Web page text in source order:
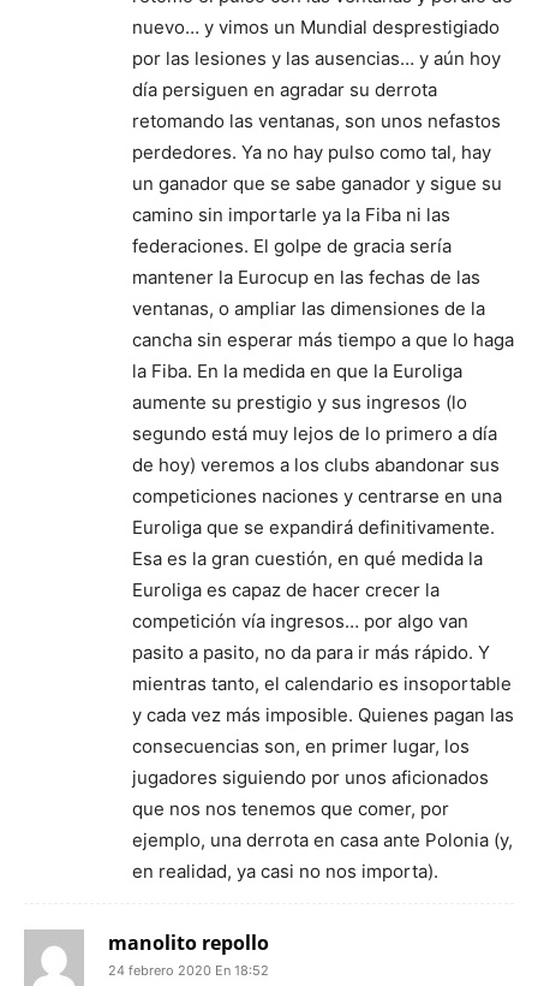
nuevo… y vimos un Mundial desprestigiado
por las lesiones y las ausencias… y aún hoy
día persiguen en agradar su derrota
retomando las ventanas, son unos nefastos
perdedores. Ya no hay pulso como tal, hay
un ganador que se sabe ganador y sigue su
camino sin importarle ya la Fiba ni las
federaciones. El golpe de gracia sería
mantener la Eurocup en las fechas de las
ventanas, o ampliar las dimensiones de la
cancha sin esperar más tiempo a que lo haga
la Fiba. En la medida en que la Euroliga
aumente su prestigio y sus ingresos (lo
segundo está muy lejos de lo primero a día
de hoy) veremos a los clubs abandonar sus
competiciones naciones y centrarse en una
Euroliga que se expandirá definitivamente.
Esa es la gran cuestión, en qué medida la
Euroliga es capaz de hacer crecer la
competición vía ingresos… por algo van
pasito a pasito, no da para ir más rápido. Y
mientras tanto, el calendario es insoportable
y cada vez más imposible. Quienes pagan las
consecuencias son, en primer lugar, los
jugadores siguiendo por unos aficionados
que nos nos tenemos que comer, por
ejemplo, una derrota en casa ante Polonia (y,
en realidad, ya casi no nos importa).
manolito repollo
24 febrero 2020 En 18:52